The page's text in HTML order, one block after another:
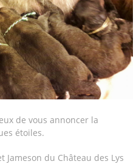
de vous annoncer la
étoiles.
Jameson du Château des Lys